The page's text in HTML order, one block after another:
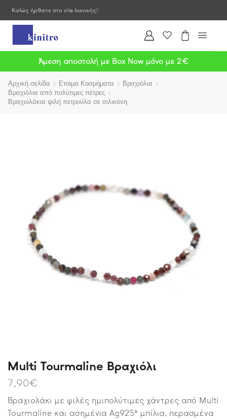
Καλώς ήρθατε στο site λιανικής!
Άμεση αποστολή με Box Now μόνο με 2€
Αρχική σελίδα Ετοιμα Κοσμήματα
Βραχιόλια
Βραχιόλια από πολύτιμες πέτρες
Βραχιολάκια ψιλή πετρούλα σε σιλικόνη
Multi Tourmaline Βραχιόλι
7,90€
Βραχιολάκι με ψιλές ημιπολύτιμες χάντρες από Multi
Tourmaline και ασημένια Ag925° μπίλια, περασμένα